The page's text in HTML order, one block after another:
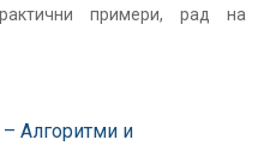
примери, рад на
– Алгоритми и